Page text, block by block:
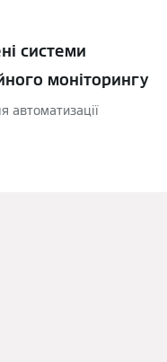
системи
моніторингу
автоматизації